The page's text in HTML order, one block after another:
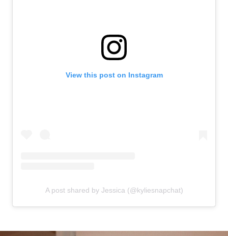
View this post on Instagram
A post shared by Jessica (@kyliesnapchat)